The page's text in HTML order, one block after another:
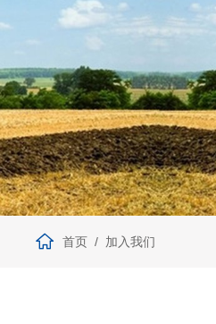
首页 加入我们